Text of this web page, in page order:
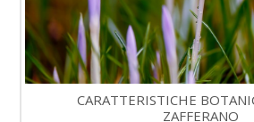
CARATTERISTICHE
ZAFFERANO